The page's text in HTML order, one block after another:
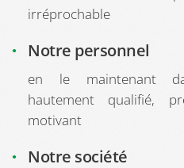
irréprochable
Notre personnel
en le maintenant
hautement qualifié,
motivant
Notre société